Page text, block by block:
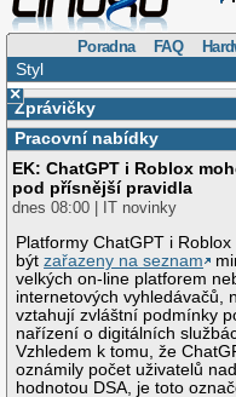
Poradna FAQ
Styl
×
Zprávičky
Pracovní nabídky
EK: ChatGPT i Roblox
pod přísnější pravidla
dnes 08:00 | IT novinky
Platformy ChatGPT i
býtzařazeny na seznam
velkých on-line platforem
internetových vyhledávačů,
vztahují zvláštní podmínky
nařízení o digitálních
Vzhledem k tomu, že
oznámily počet uživatelů
hodnotou DSA, je toto